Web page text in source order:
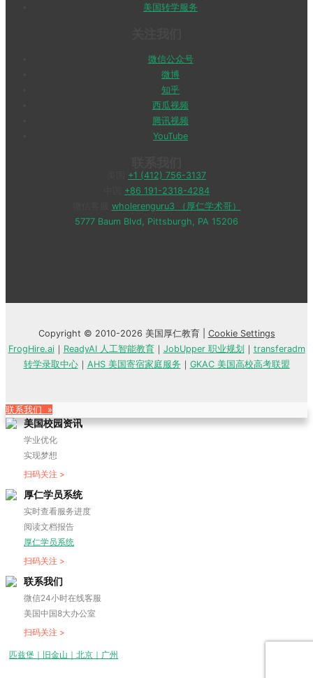
美国转学服务
微信公众号
微博
知乎
西瓜视频
腾讯视频
YouTube
+1 (412) 756-3137
+86 191-2318-4284
wholerenguru3 （厚仁学术哥）
5777 Baum Blvd, Pittsburgh, PA 15206
Copyright © 2010-2026 美国厚仁教育 | Cookie Settings
FrogHire.ai｜ ReadyAI 人工智能教育｜ JobUpper 职业规划 ｜ transferadm
转学录取中心｜ AHS 美国寄宿家庭服务 ｜ GKAC 美国高校高考联盟
联系我们 »
美国校园资讯
学业优化
实现梦想
扫码关注 >
厚仁学员系统
实时查看服务进度
阅读文档报告
厚仁学员系统
扫码关注 >
联系我们
微信24小时在线客服
美国中国8大办公室
扫码关注 >
匹兹堡｜旧金山｜北京｜广州